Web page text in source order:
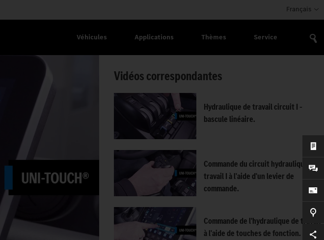
Français
Véhicules Applications Thèmes Service
Vidéos correspondantes
Hydraulique de travail circuit I –
bascule linéaire.
Commande du circuit hydraulique de
travail I à l'aide d'un levier de
commande.
Commande de l'hydraulique de travail
à l'aide de touches de fonction.